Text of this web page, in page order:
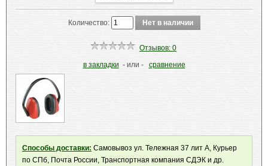
Количество:
Отзывов: 0
в закладки - или - сравнение
Способы доставки: Самовывоз ул. Тележная 37 лит А, Курьер
по СПб, Почта России, Транспортная компания СДЭК и др.